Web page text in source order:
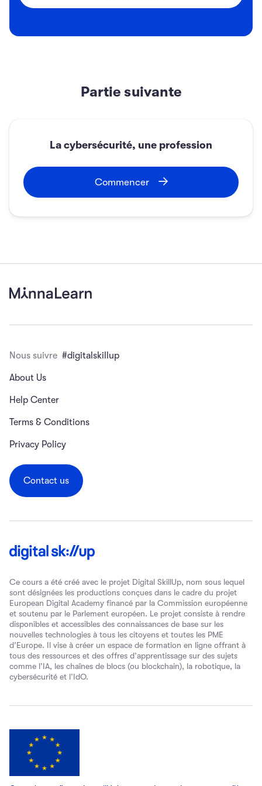
locaux de l’entreprise du moment que les
appareils informatiques sont possédés et
Envoyer
Partie suivante
La cybersécurité, une profession
Commencer
Nous suivre #digitalskillup
About Us
Help Center
Terms & Conditions
Privacy Policy
Contact us
Ce cours a été créé avec le projet Digital SkillUp, nom sous lequel
sont désignées les productions conçues dans le cadre du projet
European Digital Academy financé par la Commission européenne
et soutenu par le Parlement européen. Le projet consiste à rendre
disponibles et accessibles des connaissances de base sur les
nouvelles technologies à tous les citoyens et toutes les PME
d’Europe. Il vise à créer un espace de formation en ligne offrant à
tous des ressources et des offres d’apprentissage sur des sujets
comme l’IA, les chaînes de blocs (ou blockchain), la robotique, la
cybersécurité et l’IdO.